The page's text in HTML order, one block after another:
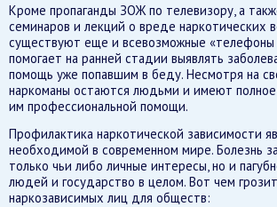
Кроме пропаганды ЗОЖ по телевизору, а
семинаров и лекций о вреде наркотических
существуют еще и всевозможные «телефоны
помогает на ранней стадии выявлять
помощь уже попавшим в беду. Несмотря на
наркоманы остаются людьми и имеют полное
им профессиональной помощи.
Профилактика наркотической зависимости
необходимой в современном мире. Болезнь
только чьи либо личные интересы, но и
людей и государство в целом. Вот чем
наркозависимых лиц для обществ: